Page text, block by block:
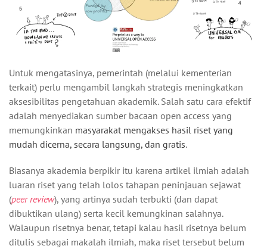
Untuk mengatasinya, pemerintah (melalui kementerian
terkait) perlu mengambil langkah strategis meningkatkan
aksesibilitas pengetahuan akademik. Salah satu cara efektif
adalah menyediakan sumber bacaan open access yang
memungkinkan masyarakat mengakses hasil riset yang
mudah dicerna, secara langsung, dan gratis.
Biasanya akademia berpikir itu karena artikel ilmiah adalah
luaran riset yang telah lolos tahapan peninjauan sejawat
(peer review), yang artinya sudah terbukti (dan dapat
dibuktikan ulang) serta kecil kemungkinan salahnya.
Walaupun risetnya benar, tetapi kalau hasil risetnya belum
ditulis sebagai makalah ilmiah, maka riset tersebut belum